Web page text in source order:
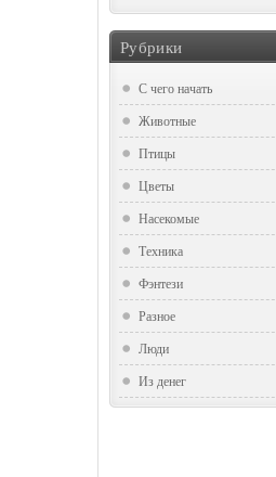
Рубрики
С чего начать
Животные
Птицы
Цветы
Насекомые
Техника
Фэнтези
Разное
Люди
Из денег